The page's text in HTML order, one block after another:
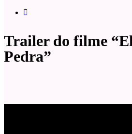
Trailer do filme
Pedra”